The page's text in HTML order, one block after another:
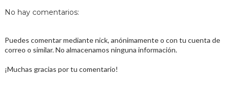
No hay comentarios:
Puedes comentar mediante nick, anónimamente o con tu cuenta de
correo o similar. No almacenamos ninguna información.
¡Muchas gracias por tu comentario!